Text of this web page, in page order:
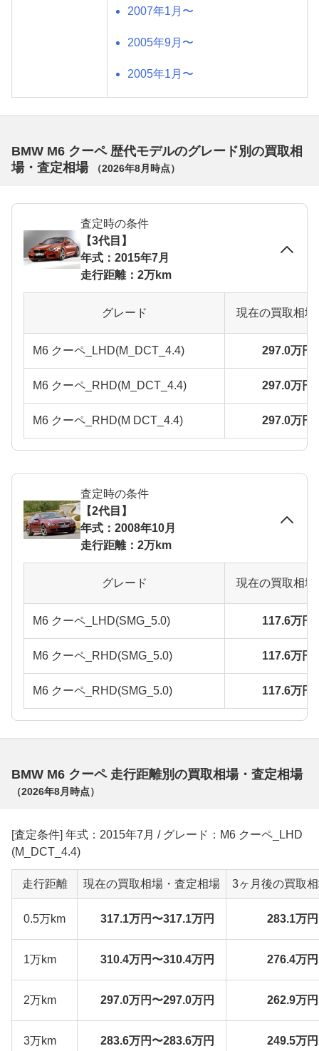
2007年1月〜
2005年9月〜
2005年1月〜
BMW M6 クーペ 歴代モデルのグレード別の買取相
場・査定相場
（2026年8月 時点）
査定時の条件
【3代目】
年式：2015年7月
走行距離：2万km
グレード 現在の買取相
M6 クーペ_LHD(M_DCT_4.4) 297.0万円
M6 クーペ_RHD(M_DCT_4.4) 297.0万円
M6 クーペ_RHD(M DCT_4.4) 297.0万円
査定時の条件
【2代目】
年式：2008年10月
走行距離：2万km
グレード 現在の買取相
M6 クーペ_LHD(SMG_5.0) 117.6万円
M6 クーペ_RHD(SMG_5.0) 117.6万円
M6 クーペ_RHD(SMG_5.0) 117.6万円
BMW M6 クーペ 走行距離別の買取相場・査定相場
（2026年8月 時点）
[査定条件] 年式：2015年7月 / グレード：M6 クーペ_LHD
(M_DCT_4.4)
走行距離 現在の買取相場・査定相場 3ヶ月後の買取
0.5万km 317.1万円〜317.1万円 283.1万
1万km 310.4万円〜310.4万円 276.4万
2万km 297.0万円〜297.0万円 262.9万
3万km 283.6万円〜283.6万円 249.5万